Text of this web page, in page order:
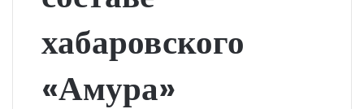
хабаровского
«Амура»